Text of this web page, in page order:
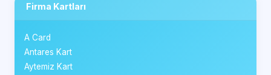
Firma Kartları
A Card
Antares Kart
Aytemiz Kart